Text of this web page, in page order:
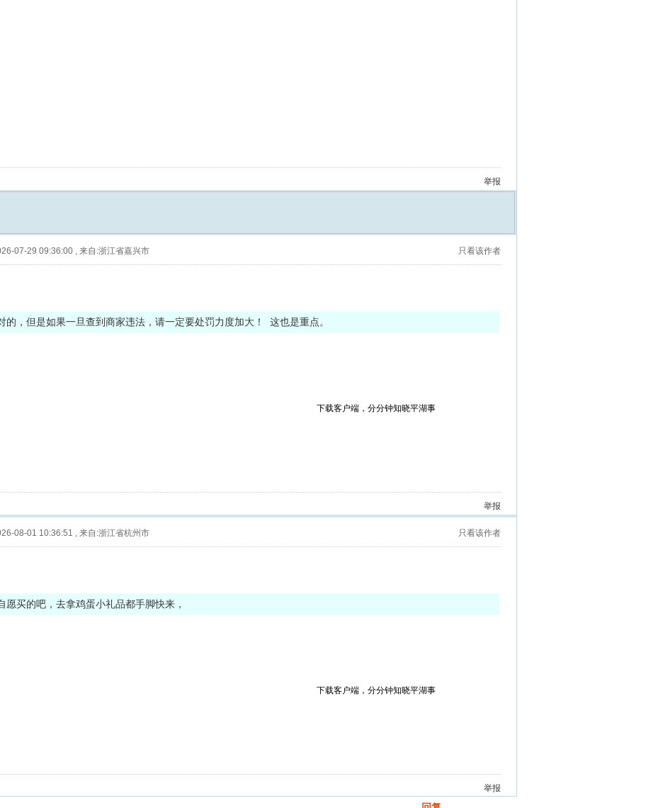
举报
只看该作者
07-29 09:36:00 , 来自:浙江省嘉兴市
的，但是如果一旦查到商家违法，请一定要处罚力度加大！ 这也是重点。
下载客户端，分分钟知晓平湖事
举报
只看该作者
08-01 10:36:51 , 来自:浙江省杭州市
愿买的吧，去拿鸡蛋小礼品都手脚快来，
下载客户端，分分钟知晓平湖事
举报